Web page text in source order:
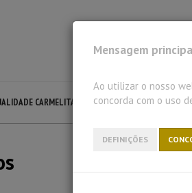
CARMELITA LECTIO DIVINA
Mensagem
Ao utilizar o nosso
concorda com o uso
DEFINIÇÕES